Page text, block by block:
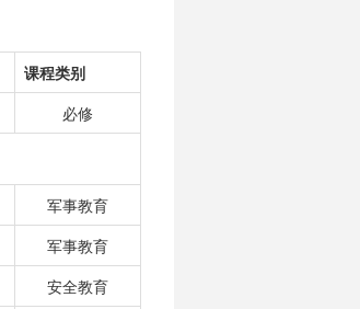
课程类别
必修
军事教育
军事教育
安全教育